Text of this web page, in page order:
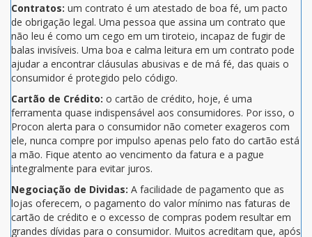
Contratos: um contrato é um atestado de boa fé, um pacto
de obrigação legal. Uma pessoa que assina um contrato que
não leu é como um cego em um tiroteio, incapaz de fugir de
balas invisíveis. Uma boa e calma leitura em um contrato pode
ajudar a encontrar cláusulas abusivas e de má fé, das quais o
consumidor é protegido pelo código.
Cartão de Crédito: o cartão de crédito, hoje, é uma
ferramenta quase indispensável aos consumidores. Por isso, o
Procon alerta para o consumidor não cometer exageros com
ele, nunca compre por impulso apenas pelo fato do cartão está
a mão. Fique atento ao vencimento da fatura e a pague
integralmente para evitar juros.
Negociação de Dividas: A facilidade de pagamento que as
lojas oferecem, o pagamento do valor mínimo nas faturas de
cartão de crédito e o excesso de compras podem resultar em
grandes dívidas para o consumidor. Muitos acreditam que, após